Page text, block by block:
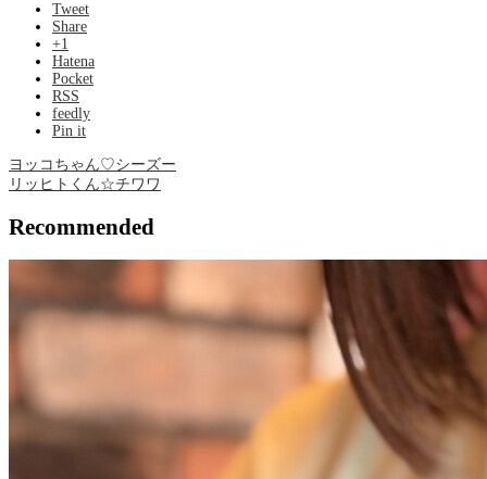
Tweet
Share
+1
Hatena
Pocket
RSS
feedly
Pin it
ヨッコちゃん♡シーズー
リッヒトくん☆チワワ
Recommended